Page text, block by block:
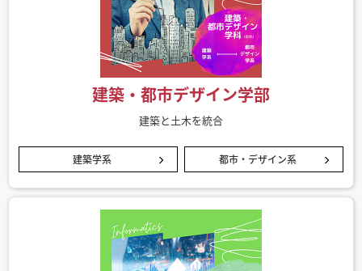
建築・都市デザイン学部
建築と土木を統合
建築学系 都市・デザイン系